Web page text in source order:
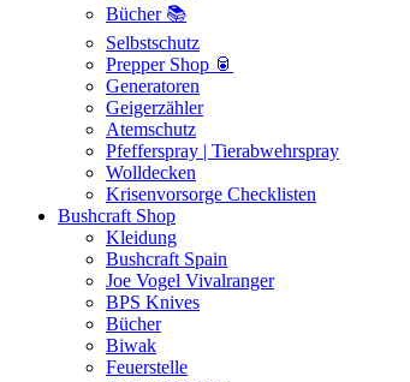
Bücher 📚
Selbstschutz
Prepper Shop 🥫
Generatoren
Geigerzähler
Atemschutz
Pfefferspray | Tierabwehrspray
Wolldecken
Krisenvorsorge Checklisten
Bushcraft Shop
Kleidung
Bushcraft Spain
Joe Vogel Vivalranger
BPS Knives
Bücher
Biwak
Feuerstelle